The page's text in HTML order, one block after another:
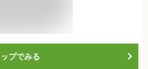
プでみる